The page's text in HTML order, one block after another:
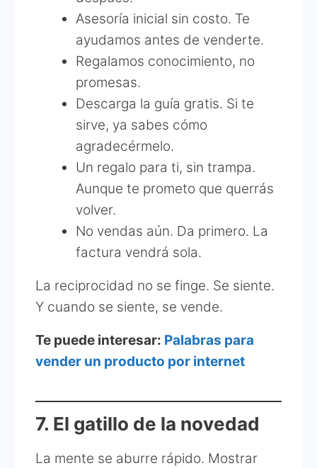
Asesoría inicial sin costo. Te
ayudamos antes de venderte.
Regalamos conocimiento, no
promesas.
Descarga la guía gratis. Si te
sirve, ya sabes cómo
agradecérmelo.
Un regalo para ti, sin trampa.
Aunque te prometo que querrás
volver.
No vendas aún. Da primero. La
factura vendrá sola.
La reciprocidad no se finge. Se siente.
Y cuando se siente, se vende.
Te puede interesar: Palabras para
vender un producto por internet
7. El gatillo de la novedad
La mente se aburre rápido. Mostrar